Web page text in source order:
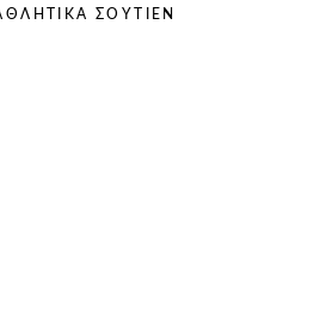
ΣΟΥΤΙΈΝ